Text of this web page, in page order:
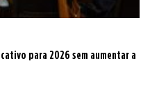
para 2026 sem aumentar a